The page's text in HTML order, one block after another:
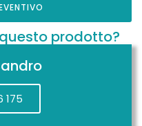
prodotto?
175